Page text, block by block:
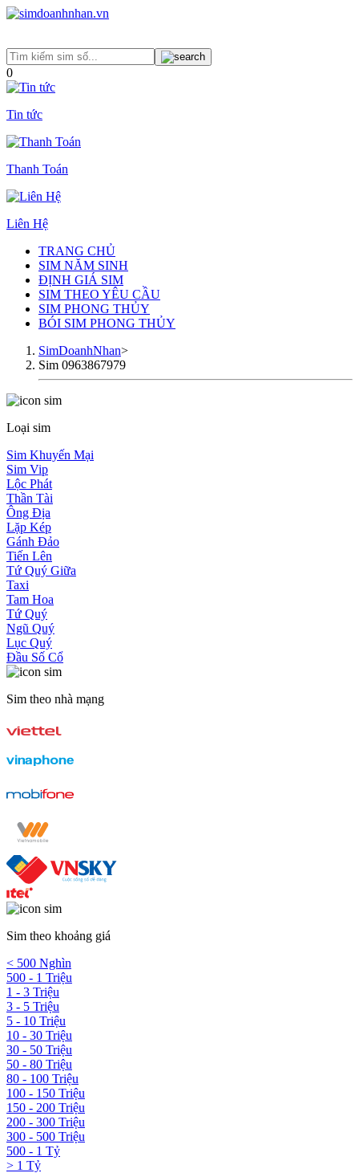
0
Tin tức
Thanh Toán
Liên Hệ
TRANG CHỦ
SIM NĂM SINH
ĐỊNH GIÁ SIM
SIM THEO YÊU CẦU
SIM PHONG THỦY
BÓI SIM PHONG THỦY
SimDoanhNhan>
Sim 0963867979
Loại sim
Sim Khuyến Mại
Sim Vip
Lộc Phát
Thần Tài
Ông Địa
Lặp Kép
Gánh Đảo
Tiến Lên
Tứ Quý Giữa
Taxi
Tam Hoa
Tứ Quý
Ngũ Quý
Lục Quý
Đầu Số Cổ
Sim theo nhà mạng
Sim theo khoảng giá
< 500 Nghìn
500 - 1 Triệu
1 - 3 Triệu
3 - 5 Triệu
5 - 10 Triệu
10 - 30 Triệu
30 - 50 Triệu
50 - 80 Triệu
80 - 100 Triệu
100 - 150 Triệu
150 - 200 Triệu
200 - 300 Triệu
300 - 500 Triệu
500 - 1 Tỷ
> 1 Tỷ